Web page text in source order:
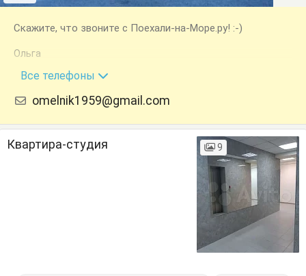
Скажите, что звоните с Поехали-на-Море.ру! :-)
Ольга
+7 (940) 778-35-43
Все телефоны
omelnik1959@gmail.com
Квартира-студия 9